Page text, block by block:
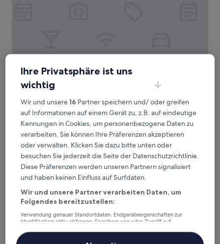
Hotel Resol Machida
Hotel Resol Machida
3.5-
Sterne-
Unterkunft
5,5 km von Bahnhof Machida Tsurukawa entfernt
8.6
von
10,
Hervorragend,
(1.007
Bewertungen)
8,6/10 Hervorragend (1.007 Bewertungen)
Der
Preis
51 €
inkl. Steuern & Gebühren
12. Aug.–13. Aug.
HOTEL ZEN MACHIDA
Ihre Privatsphäre ist uns
wichtig
Wir und unsere16 Partner speichern und/ oder greifen
auf Informationen auf einem Gerät zu, z.B. auf eindeutige
Kennungen in Cookies, um personenbezogene Daten zu
verarbeiten. Sie können Ihre Präferenzen akzeptieren
oder verwalten. Klicken Sie dazu bitte unten oder
besuchen Sie jederzeit die Seite der Datenschutzrichtlinie.
Diese Präferenzen werden unseren Partnern signalisiert
und haben keinen Einfluss auf Surfdaten.
Wir und unsere Partner verarbeiten Daten, um
Folgendes bereitzustellen:
Verwendung genauer Standortdaten. Endgeräteeigenschaften zur
Identifikation aktiv abfragen. Speichern von oder Zugriff auf
Inhalte, Messung von Werbeleistung und der Performance von Inhalten,
Zielgruppenforschung sowie Entwicklung und Verbesserung von